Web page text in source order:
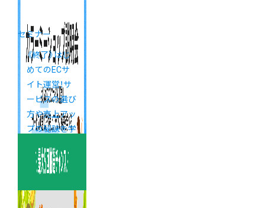
セミナー
《終了》はじ
めてのECサ
イト運営！サ
ービスの選び
方や売上アッ
プの秘訣を学
ミーショップ
説明会」